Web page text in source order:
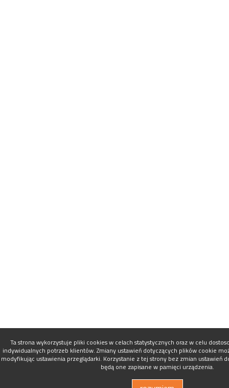
Ta strona wykorzystuje pliki cookies w celach statystycznych oraz w celu
indywidualnych potrzeb klientów. Zmiany ustawień dotyczących plików cookie
modyfikując ustawienia przeglądarki. Korzystanie z tej strony bez zmian ustawień
będą one zapisane w pamięci urządzenia.